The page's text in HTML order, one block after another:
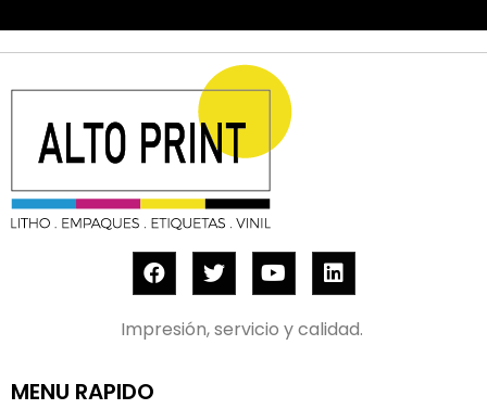
Impresión, servicio y calidad.
MENU RAPIDO